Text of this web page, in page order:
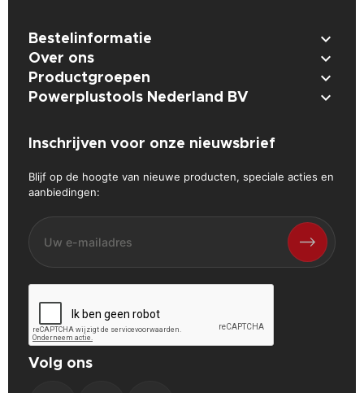
Bestelinformatie 
Over ons 
Productgroepen 
Powerplustools Nederland BV 
Inschrijven voor onze nieuwsbrief
Blijf op de hoogte van nieuwe producten, speciale acties en
aanbiedingen:
Volg ons